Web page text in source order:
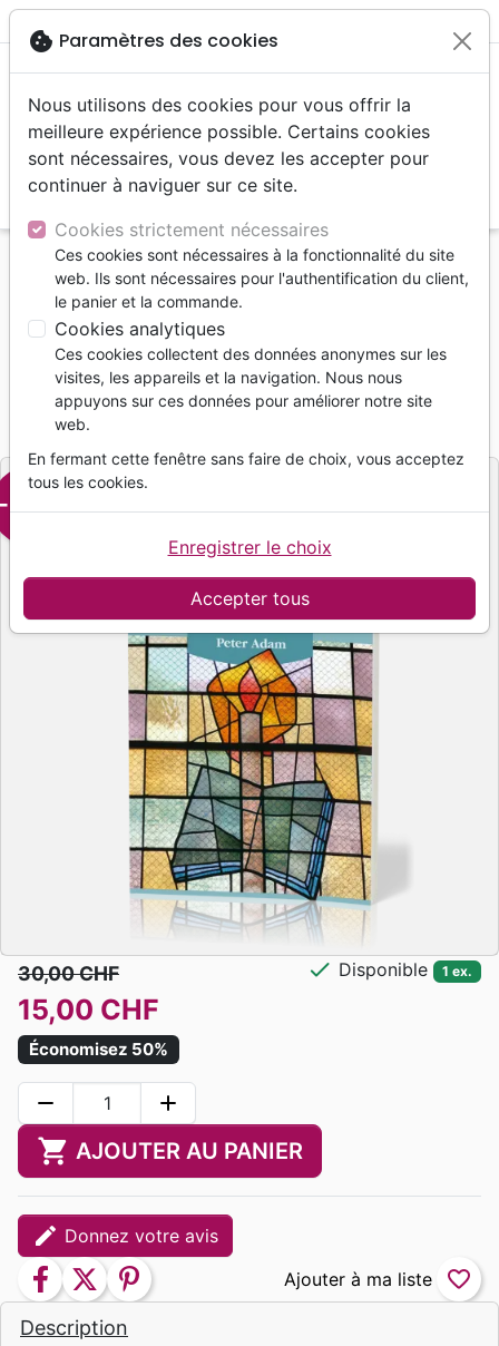
menu
Accueil Livres
Edification
A L'ECOUTE DE LA PAROLE DE DIEU
A L'ECOUTE DE LA PAROLE DE DIEU
Peter Adam
RéférenceEMM0173 EAN9782755001730
Editeur Excelsis
Description
50%
30,00 CHF
15,00 CHF
Économisez 50%
check Disponible 1 ex.
remove add
shopping_cart AJOUTER AU PANIER
edit Donnez votre avis
facebook twitter pinterest favorite_border
cookie Paramètres des cookies
Nous utilisons des cookies pour vous offrir la
meilleure expérience possible. Certains cookies
sont nécessaires, vous devez les accepter pour
continuer à naviguer sur ce site.
Cookies strictement nécessaires
Ces cookies sont nécessaires à la fonctionnalité du site
web. Ils sont nécessaires pour l'authentification du client,
le panier et la commande.
Cookies analytiques
Ces cookies collectent des données anonymes sur les
visites, les appareils et la navigation. Nous nous
appuyons sur ces données pour améliorer notre site
web.
En fermant cette fenêtre sans faire de choix, vous acceptez
tous les cookies.
Accepter tous
Enregistrer le choix